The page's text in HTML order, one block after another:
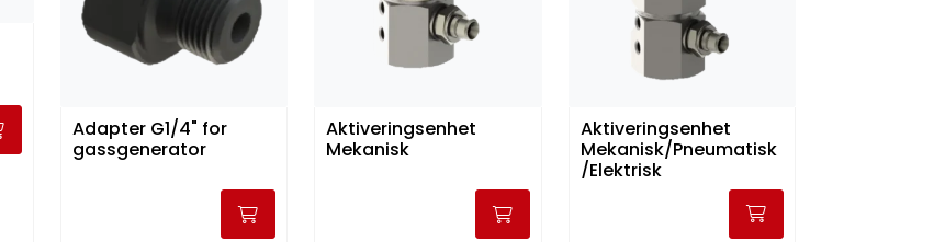
Adapter G1/4" for
gassgenerator
Aktiveringsenhet
Mekanisk
Aktiveringsenhet
Mekanisk/Pneumatisk
/Elektrisk